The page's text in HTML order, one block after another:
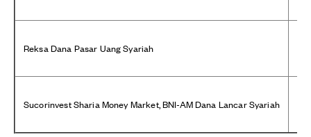
Reksa Dana Pasar Uang Syariah
Sucorinvest Sharia Money Market, BNI-AM Dana Lancar Syariah